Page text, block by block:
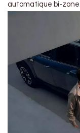
automatique bi-zone.